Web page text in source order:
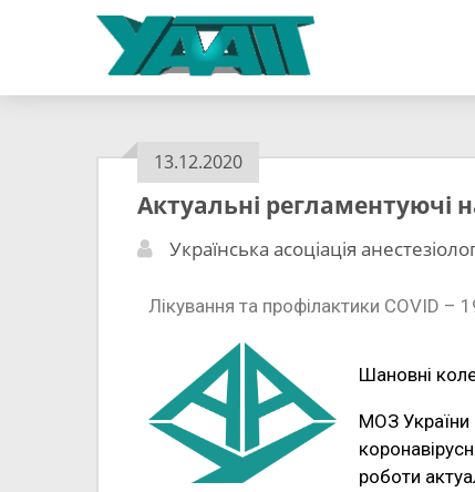
13.12.2020
Актуальні регламентуючі
Українська асоціація
Лікування та профілактики COVID –
Шановні
МОЗ України
роботи